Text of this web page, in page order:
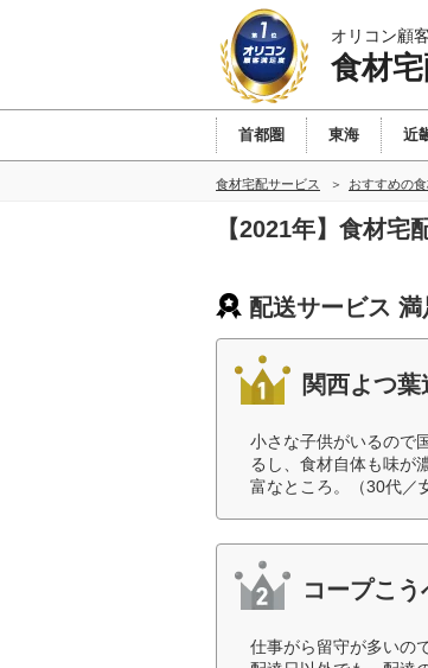
オリコン顧
食材
首都圏 東海 近
食材宅配サービス おすすめの
【2021年】食材
配送サービス
関西よつ葉
小さな子供がいるので
るし、食材自体も味が
富なところ。（30代／
コープこう
仕事がら留守が多いの